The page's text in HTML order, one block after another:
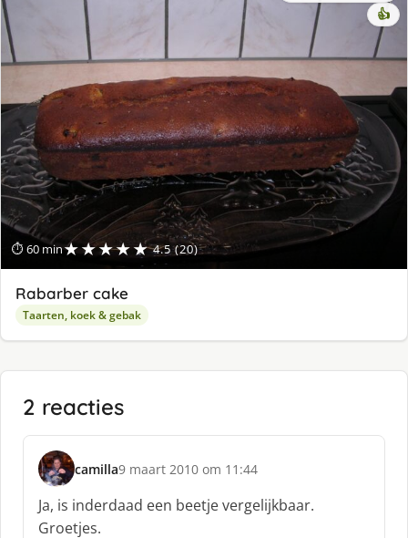
⏱ 60 min★★★★★ 4.5 (20)
👍
Rabarber cake
Taarten, koek & gebak
2 reacties
camilla
s
c
h
9 maart 2010 om 11:44
Ja, is inderdaad een beetje vergelijkbaar.
Groetjes.